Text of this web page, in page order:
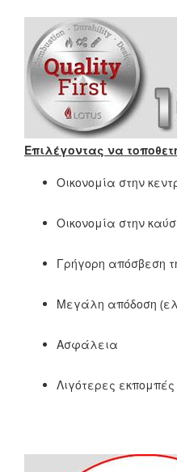
Επιλέγοντας να
Οικονομία στην
Οικονομία στην
Γρήγορη απόσβεση
Μεγάλη απόδοση
Ασφάλεια
Λιγότερες